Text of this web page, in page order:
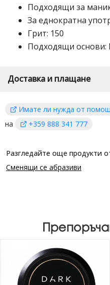
Подходящи за
За еднократна
Грит: 150
Подходящи основи:
Доставка и плащане
Имате ли нужда от
на
+359 888 341 777
Разгледайте още продукти
Сменящи се абразиви